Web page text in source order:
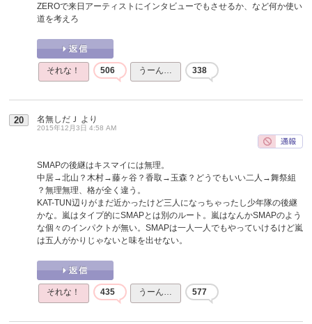
ZEROで来日アーティストにインタビューでもさせるか、など何か使い
道を考えろ
それな！ 506 うーん… 338
20 名無しだＪ より
2015年12月3日 4:58 AM
SMAPの後継はキスマイには無理。
中居→北山？木村→藤ヶ谷？香取→玉森？どうでもいい二人→舞祭組
？無理無理、格が全く違う。
KAT-TUN辺りがまだ近かったけど三人になっちゃったし少年隊の後継
かな。嵐はタイプ的にSMAPとは別のルート。嵐はなんかSMAPのよう
な個々のインパクトが無い。SMAPは一人一人でもやっていけるけど嵐
は五人がかりじゃないと味を出せない。
それな！ 435 うーん… 577